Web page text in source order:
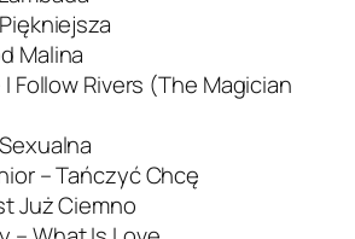
Malina
I Follow Rivers (The Magician
– Tańczyć Chcę
Już Ciemno